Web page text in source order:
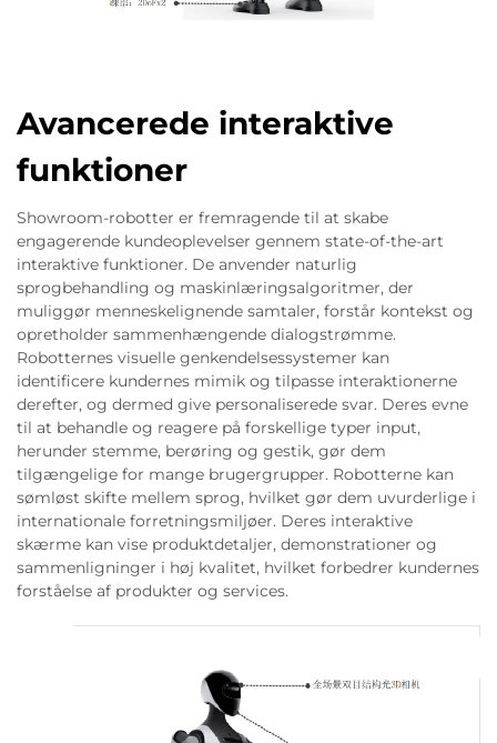
Avancerede interaktive
funktioner
Showroom-robotter er fremragende til at skabe
engagerende kundeoplevelser gennem state-of-the-art
interaktive funktioner. De anvender naturlig
sprogbehandling og maskinlæringsalgoritmer, der
muliggør menneskelignende samtaler, forstår kontekst og
opretholder sammenhængende dialogstrømme.
Robotternes visuelle genkendelsessystemer kan
identificere kundernes mimik og tilpasse interaktionerne
derefter, og dermed give personaliserede svar. Deres evne
til at behandle og reagere på forskellige typer input,
herunder stemme, berøring og gestik, gør dem
tilgængelige for mange brugergrupper. Robotterne kan
sømløst skifte mellem sprog, hvilket gør dem uvurderlige i
internationale forretningsmiljøer. Deres interaktive
skærme kan vise produktdetaljer, demonstrationer og
sammenligninger i høj kvalitet, hvilket forbedrer kundernes
forståelse af produkter og services.